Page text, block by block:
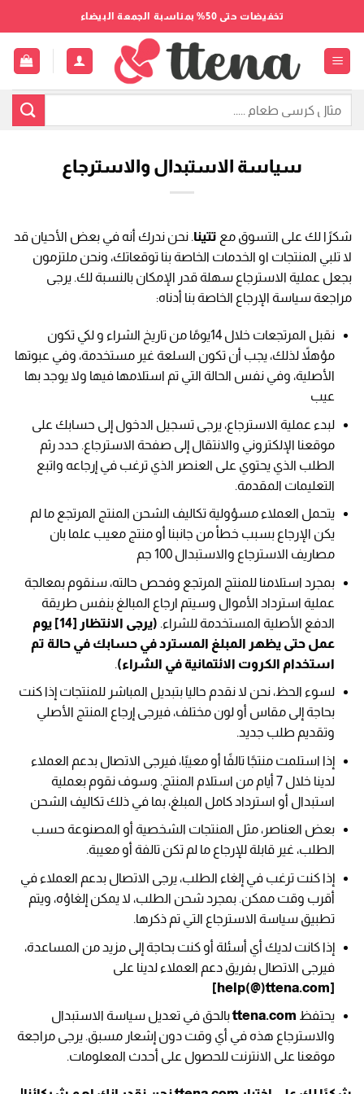
للمحتوى
تخفيضات حتى 50% بمناسبة الجمعة البيضاء
سياسة الاستبدال والاسترجاع
شكرًا لك على التسوق مع تتينا. نحن ندرك أنه في بعض الأحيان قد
لا تلبي المنتجات او الخدمات الخاصة بنا توقعاتك، ونحن ملتزمون
بجعل عملية الاسترجاع سهلة قدر الإمكان بالنسبة لك. يرجى
مراجعة سياسة الإرجاع الخاصة بنا أدناه:
نقبل المرتجعات خلال 14يومًا من تاريخ الشراء و لكي تكون
مؤهلاً لذلك، يجب أن تكون السلعة غير مستخدمة، وفي عبوتها
الأصلية، وفي نفس الحالة التي تم استلامها فيها ولا يوجد بها
عيب
لبدء عملية الاسترجاع، يرجى تسجيل الدخول إلى حسابك على
موقعنا الإلكتروني والانتقال إلى صفحة الاسترجاع. حدد رثم
الطلب الذي يحتوي على العنصر الذي ترغب في إرجاعه واتبع
التعليمات المقدمة.
يتحمل العملاء مسؤولية تكاليف الشحن المنتج المرتجع ما لم
يكن الإرجاع بسبب خطأ من جانبنا أو منتج معيب علما بان
مصاريف الاسترجاع والاستبدال 100 جم
بمجرد استلامنا للمنتج المرتجع وفحص حالته، سنقوم بمعالجة
عملية استرداد الأموال وسيتم ارجاع المبالغ بنفس طريقة
الدفع الأصلية المستخدمة للشراء.
(يرجى الانتظار [14] يوم
عمل حتى يظهر المبلغ المسترد في حسابك في حالة تم
استخدام الكروت الائتمانية في الشراء).
لسوء الحظ، نحن لا نقدم حاليا بتبديل المباشر للمنتجات إذا كنت
بحاجة إلى مقاس أو لون مختلف، فيرجى إرجاع المنتج الأصلي
وتقديم طلب جديد.
إذا استلمت منتجًا تالفًا أو معيبًا، فيرجى الاتصال بدعم العملاء
لدينا خلال 7 أيام من استلام المنتج. وسوف نقوم بعملية
استبدال أو استرداد كامل المبلغ، بما في ذلك تكاليف الشحن
بعض العناصر، مثل المنتجات الشخصية أو المصنوعة حسب
الطلب، غير قابلة للإرجاع ما لم تكن تالفة أو معيبة.
إذا كنت ترغب في إلغاء الطلب، يرجى الاتصال بدعم العملاء في
أقرب وقت ممكن. بمجرد شحن الطلب، لا يمكن إلغاؤه، ويتم
تطبيق سياسة الاسترجاع التي تم ذكرها.
إذا كانت لديك أي أسئلة أو كنت بحاجة إلى مزيد من المساعدة،
فيرجى الاتصال بفريق دعم العملاء لدينا على
[help(@)ttena.com]
يحتفظ ttena.comبالحق في تعديل سياسة الاستبدال
والاسترجاع هذه في أي وقت دون إشعار مسبق. يرجى مراجعة
موقعنا على الانترنت للحصول على أحدث المعلومات.